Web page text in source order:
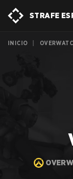
STRAFE
INICIO